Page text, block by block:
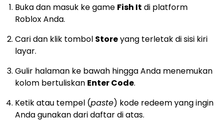
Buka dan masuk ke game Fish It di platform
Roblox Anda.
Cari dan klik tombol Storeyang terletak di sisi kiri
layar.
Gulir halaman ke bawah hingga Anda menemukan
kolom bertuliskan Enter Code.
Ketik atau tempel (paste) kode redeem yang ingin
Anda gunakan dari daftar di atas.